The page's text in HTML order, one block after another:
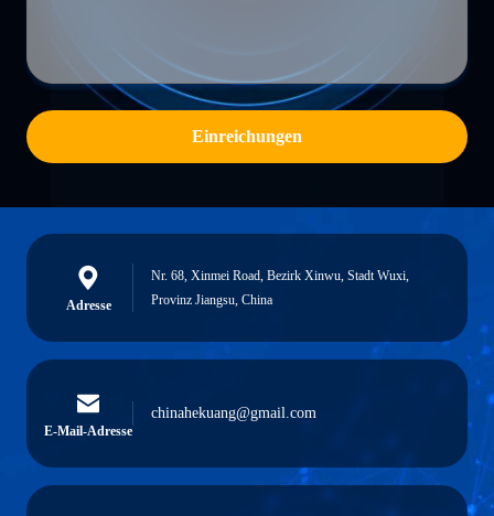
Einreichungen
Adresse
Nr. 68, Xinmei Road, Bezirk Xinwu, Stadt Wuxi,
Provinz Jiangsu, China
E-Mail-Adresse
chinahekuang@gmail.com